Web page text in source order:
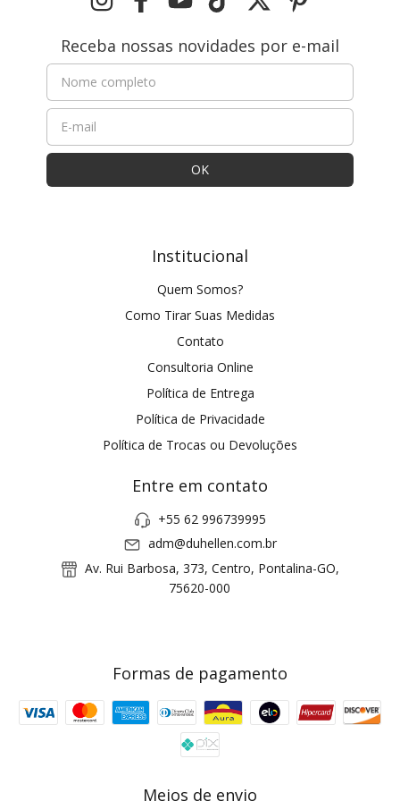
Receba nossas novidades por e-mail
Institucional
Quem Somos?
Como Tirar Suas Medidas
Contato
Consultoria Online
Política de Entrega
Política de Privacidade
Política de Trocas ou Devoluções
Entre em contato
+55 62 996739995
adm@duhellen.com.br
Av. Rui Barbosa, 373, Centro, Pontalina-GO,
75620-000
Formas de pagamento
Meios de envio